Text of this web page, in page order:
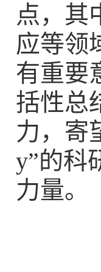
点，其
应等领
有重要
括性总
力，寄
y”的科
力量。